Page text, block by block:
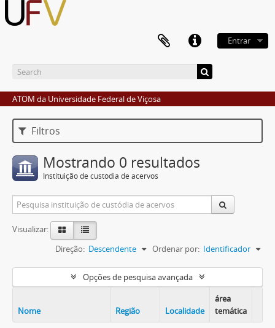
Entrar
ATOM da Universidade Federal de Viçosa
Filtros
Mostrando 0 resultados
Instituição de custódia de acervos
Visualizar:
Ordenar por: Identificador
Direção: Descendente
Opções de pesquisa avançada
Nome Região Localidade
área
temática